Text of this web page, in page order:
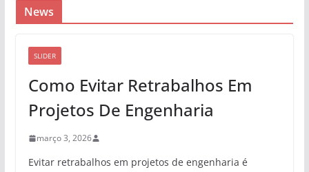
News
SLIDER
Como Evitar Retrabalhos Em
Projetos De Engenharia
março 3, 2026
Evitar retrabalhos em projetos de engenharia é